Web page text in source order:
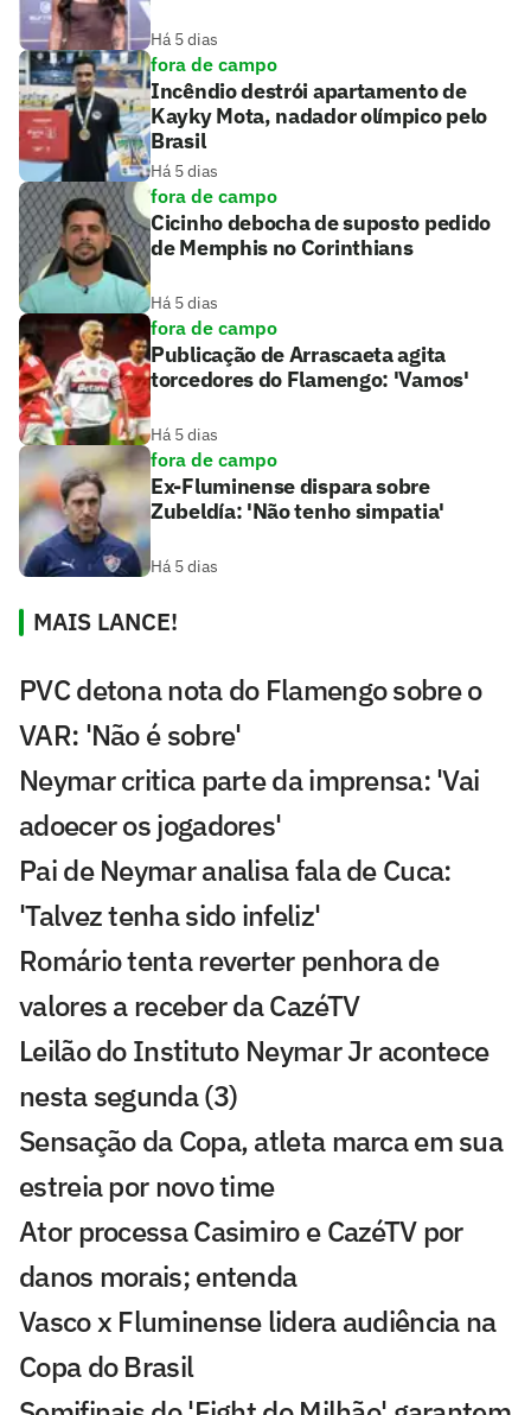
Há 5 dias
fora de campo
Incêndio destrói apartamento de
Kayky Mota, nadador olímpico pelo
Brasil
Há 5 dias
fora de campo
Cicinho debocha de suposto pedido
de Memphis no Corinthians
Há 5 dias
fora de campo
Publicação de Arrascaeta agita
torcedores do Flamengo: 'Vamos'
Há 5 dias
fora de campo
Ex-Fluminense dispara sobre
Zubeldía: 'Não tenho simpatia'
Há 5 dias
MAIS LANCE!
PVC detona nota do Flamengo sobre o
VAR: 'Não é sobre'
Neymar critica parte da imprensa: 'Vai
adoecer os jogadores'
Pai de Neymar analisa fala de Cuca:
'Talvez tenha sido infeliz'
Romário tenta reverter penhora de
valores a receber da CazéTV
Leilão do Instituto Neymar Jr acontece
nesta segunda (3)
Sensação da Copa, atleta marca em sua
estreia por novo time
Ator processa Casimiro e CazéTV por
danos morais; entenda
Vasco x Fluminense lidera audiência na
Copa do Brasil